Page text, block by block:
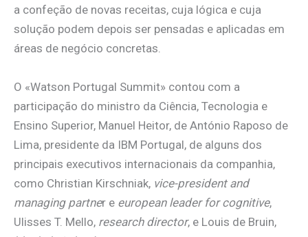
a confeção de novas receitas, cuja lógica e cuja
solução podem depois ser pensadas e aplicadas em
áreas de negócio concretas.
O «Watson Portugal Summit» contou com a
participação do ministro da Ciência, Tecnologia e
Ensino Superior, Manuel Heitor, de António Raposo de
Lima, presidente da IBM Portugal, de alguns dos
principais executivos internacionais da companhia,
como Christian Kirschniak, vice-president and
managing partner e european leader for cognitive,
Ulisses T. Mello, research director, e Louis de Bruin,